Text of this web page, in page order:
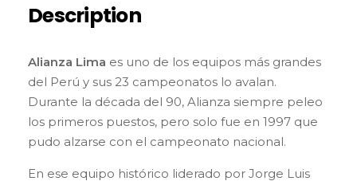
Description
Alianza Lima es uno de los equipos más grandes
del Perú y sus 23 campeonatos lo avalan.
Durante la década del 90, Alianza siempre peleo
los primeros puestos, pero solo fue en 1997 que
pudo alzarse con el campeonato nacional.
En ese equipo histórico liderado por Jorge Luis